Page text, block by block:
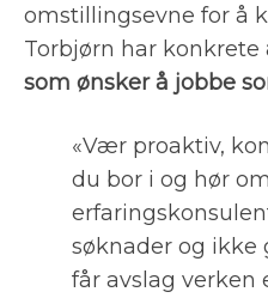
omstillingsevne for å
Torbjørn har konkrete
som ønsker å jobbe
«Vær proaktiv,
du bor i og hør
søknader og ikke
får avslag verken